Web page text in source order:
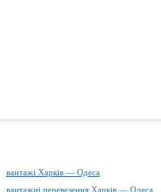
вантажі Харків — Одеса
вантажні перевезення Харків — Одеса